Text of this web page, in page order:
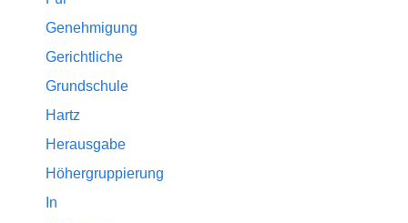
Genehmigung
Gerichtliche
Grundschule
Hartz
Herausgabe
Höhergruppierung
In